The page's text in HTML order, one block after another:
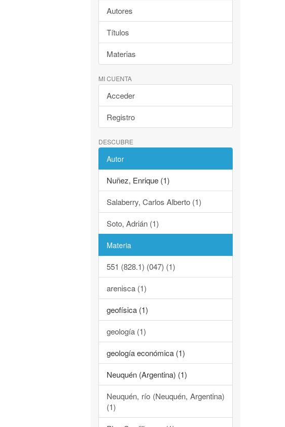
Autores
Títulos
Materias
MI CUENTA
Acceder
Registro
DESCUBRE
Autor
Nuñez, Enrique (1)
Salaberry, Carlos Alberto (1)
Soto, Adrián (1)
Materia
551 (828.1) (047) (1)
arenisca (1)
geofísica (1)
geología (1)
geología económica (1)
Neuquén (Argentina) (1)
Neuquén, río (Neuquén, Argentina)
(1)